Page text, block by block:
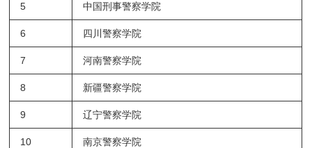
5 中国刑事警察学院
6 四川警察学院
7 河南警察学院
8 新疆警察学院
9 辽宁警察学院
10 南京警察学院